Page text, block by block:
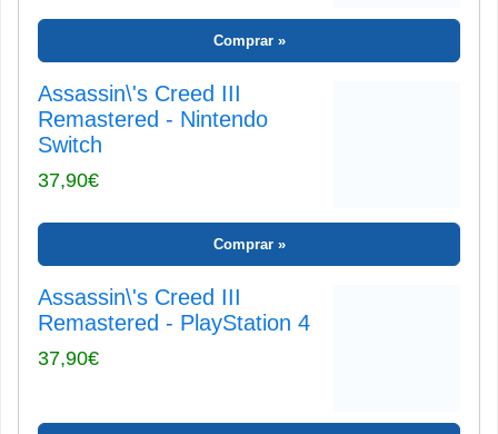
Comprar
Assassin\'s Creed III
Remastered - Nintendo
Switch
37,90€
Comprar
Assassin\'s Creed III
Remastered - PlayStation 4
37,90€